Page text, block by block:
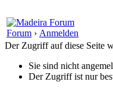
Forum › Anmelden
Der Zugriff auf diese Seite
Sie sind nicht
Der Zugriff ist nur